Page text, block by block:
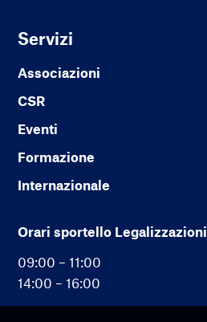
Servizi
Associazioni
CSR
Eventi
Formazione
Internazionale
Orari sportello Legalizzazioni
09:00 – 11:00
14:00 – 16:00